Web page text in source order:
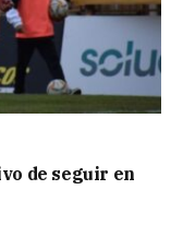
de seguir en